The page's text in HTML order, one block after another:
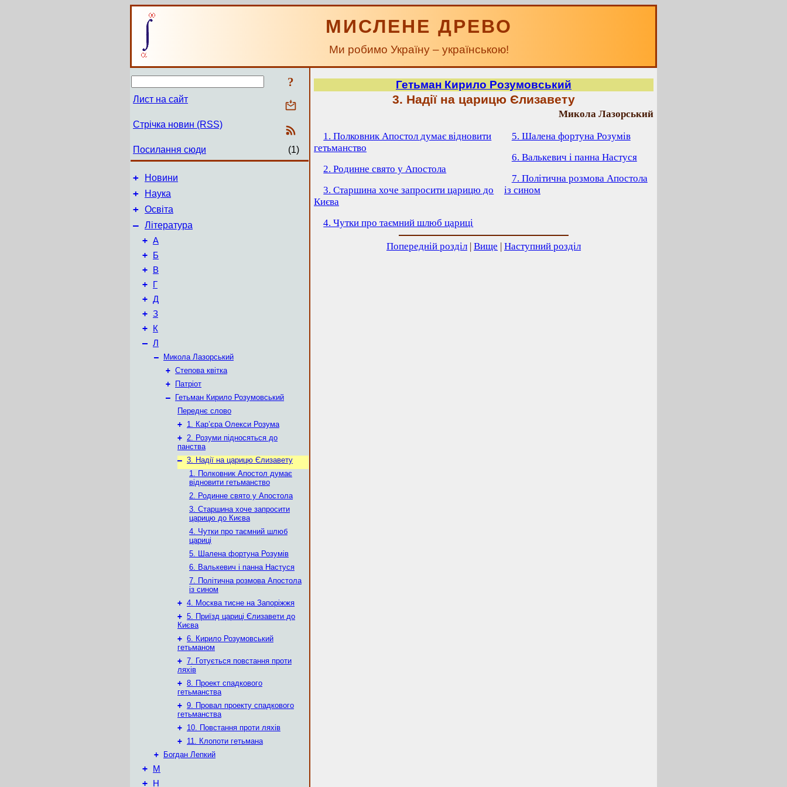
МИСЛЕНЕ ДРЕВО
Ми робимо Україну – українською!
?
Лист на сайт
Стрічка новин (RSS)
Посилання сюди (1)
+ Новини
+ Наука
+ Освіта
– Література
+ А
+ Б
+ В
+ Г
+ Д
+ З
+ К
– Л
–
Микола Лазорський
+ Степова квітка
+
Патріот
–
Гетьман Кирило Розумовський
Переднє слово
+ 1. Кар’єра Олекси Розума
+ 2. Розуми підносяться до
панства
– 3. Надії на царицю Єлизавету
1. Полковник Апостол думає
відновити гетьманство
2. Родинне свято у Апостола
3. Старшина хоче запросити
царицю до Києва
4. Чутки про таємний шлюб
цариці
5. Шалена фортуна Розумів
6. Валькевич і панна Настуся
7. Політична розмова Апостола
із сином
+ 4. Москва тисне на Запоріжжя
+ 5. Приїзд цариці Єлизавети до
Києва
+ 6. Кирило Розумовський
гетьманом
+ 7. Готується повстання проти
ляхів
+ 8. Проект спадкового
гетьманства
+ 9. Провал проекту спадкового
гетьманства
+ 10. Повстання проти ляхів
+ 11. Клопоти гетьмана
+
Богдан Лепкий
+ М
+ Н
Гетьман Кирило Розумовський
3. Надії на царицю Єлизавету
Микола Лазорський
1. Полковник Апостол думає відновити
гетьманство
2. Родинне свято у Апостола
3. Старшина хоче запросити царицю до
Києва
4. Чутки про таємний шлюб цариці
5. Шалена фортуна Розумів
6. Валькевич і панна Настуся
7. Політична розмова Апостола
із сином
Попередній розділ | Вище | Наступний розділ